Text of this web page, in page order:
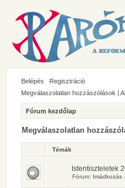
Belépés
Regisztráció
Megválaszolatlan hozzászólások |
Fórum kezdőlap
Megválaszolatlan
Témák
Istentiszteletek
Fórum: Imádkozás